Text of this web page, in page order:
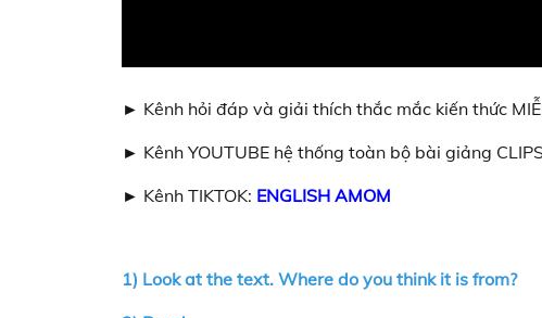
► Kênh hỏi đáp và giải thích thắc mắc kiến thức
► Kênh YOUTUBE hệ thống toàn bộ bài giảng
► Kênh TIKTOK: ENGLISH AMOM
1) Look at the text. Where do you think it is from?